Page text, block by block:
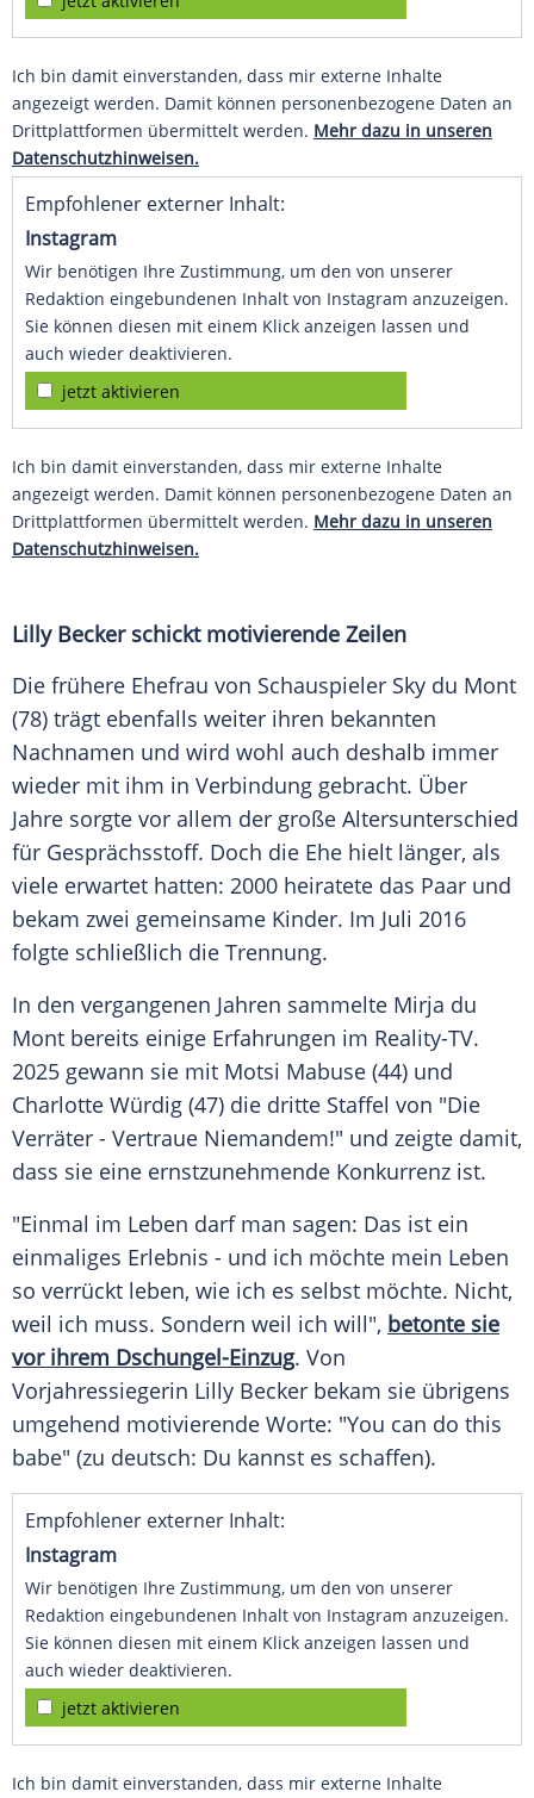
Ich bin damit einverstanden, dass mir externe Inhalte
angezeigt werden. Damit können personenbezogene Daten an
Drittplattformen übermittelt werden. Mehr dazu in unseren
Datenschutzhinweisen.
Empfohlener externer Inhalt:
Instagram
Wir benötigen Ihre Zustimmung, um den von unserer
Redaktion eingebundenen Inhalt von Instagram anzuzeigen.
Sie können diesen mit einem Klick anzeigen lassen und
auch wieder deaktivieren.
jetzt aktivieren
Ich bin damit einverstanden, dass mir externe Inhalte
angezeigt werden. Damit können personenbezogene Daten an
Drittplattformen übermittelt werden. Mehr dazu in unseren
Datenschutzhinweisen.
Lilly Becker schickt motivierende Zeilen
Die frühere Ehefrau von Schauspieler Sky du Mont
(78) trägt ebenfalls weiter ihren bekannten
Nachnamen und wird wohl auch deshalb immer
wieder mit ihm in Verbindung gebracht. Über
Jahre sorgte vor allem der große Altersunterschied
für Gesprächsstoff. Doch die Ehe hielt länger, als
viele erwartet hatten: 2000 heiratete das Paar und
bekam zwei gemeinsame Kinder. Im Juli 2016
folgte schließlich die Trennung.
In den vergangenen Jahren sammelte Mirja du
Mont bereits einige Erfahrungen im Reality-TV.
2025 gewann sie mit Motsi Mabuse (44) und
Charlotte Würdig (47) die dritte Staffel von "Die
Verräter - Vertraue Niemandem!" und zeigte damit,
dass sie eine ernstzunehmende Konkurrenz ist.
"Einmal im Leben darf man sagen: Das ist ein
einmaliges Erlebnis - und ich möchte mein Leben
so verrückt leben, wie ich es selbst möchte. Nicht,
weil ich muss. Sondern weil ich will", betonte sie
vor ihrem Dschungel-Einzug. Von
Vorjahressiegerin Lilly Becker bekam sie übrigens
umgehend motivierende Worte: "You can do this
babe" (zu deutsch: Du kannst es schaffen).
Empfohlener externer Inhalt:
Instagram
Wir benötigen Ihre Zustimmung, um den von unserer
Redaktion eingebundenen Inhalt von Instagram anzuzeigen.
Sie können diesen mit einem Klick anzeigen lassen und
auch wieder deaktivieren.
jetzt aktivieren
Ich bin damit einverstanden, dass mir externe Inhalte